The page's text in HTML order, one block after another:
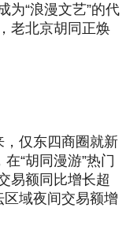
为“浪漫文艺”的代
老北京胡同正焕
仅东四商圈就新
“胡同漫游”热门
易额同比增长超
域夜间交易额增